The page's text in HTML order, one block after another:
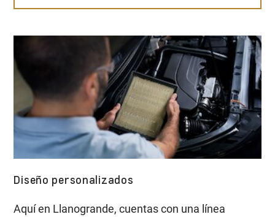
Diseño personalizados
Aquí en Llanogrande, cuentas con una línea